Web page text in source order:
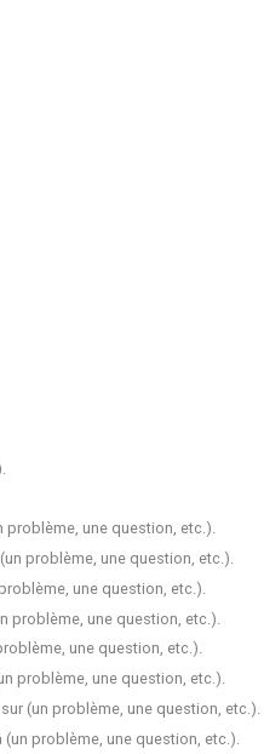
problème, une question, etc.).
problème, une question, etc.).
une question, etc.).
problème, une question, etc.).
une question, etc.).
problème, une question, etc.).
(un problème, une question, etc.).
(un problème, une question, etc.).